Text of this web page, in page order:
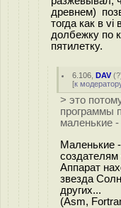
древнем)
тогда как в
долбежку по
пятилетку.
6.106 ,DAV (?
[к
> это
программы
маленькие -
Маленькие
создателям
Аппарат
звезда
других...
(Asm,